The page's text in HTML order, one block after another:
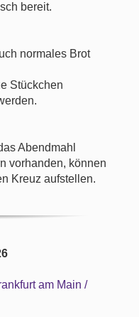
bereit.
normales Brot
Stückchen
Abendmahl
vorhanden, können
Kreuz aufstellen.
am Main /